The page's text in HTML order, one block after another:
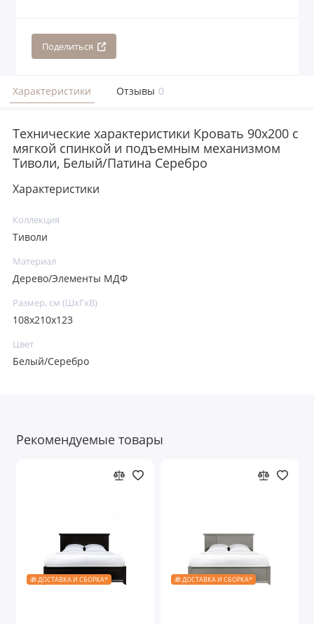
Поделиться
Характеристики Отзывы 0
Технические характеристики Кровать 90x200 с
мягкой спинкой и подъемным механизмом
Тиволи, Белый/Патина Серебро
Характеристики
Коллекция
Тиволи
Материал
Дерево/Элементы МДФ
Размер, см (ШхГхВ)
108x210x123
Цвет
Белый/Серебро
Рекомендуемые товары
🎁 ДОСТАВКА И СБОРКА* 🎁 ДОСТАВКА И СБОРКА*